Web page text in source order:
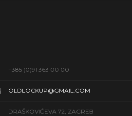
+385 (0)91 363 00 00
OLDLOCKUP@GMAIL.COM
DRAŠKOVIĆEVA 72, ZAGREB